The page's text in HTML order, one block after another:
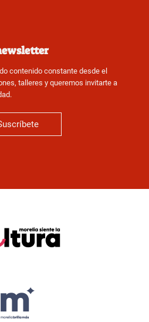
contenido constante desde el
talleres y queremos invitarte a